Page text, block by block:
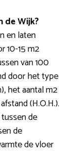
de Wijk?
en laten
10-15 m2
van 100
door het type
het aantal m2
(H.O.H.).
de
de
de vloer